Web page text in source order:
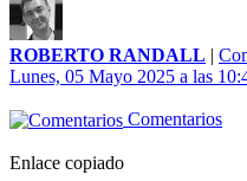
ROBERTO RANDALL |
Lunes, 05 Mayo 2025 a las
Comentarios
Enlace copiado